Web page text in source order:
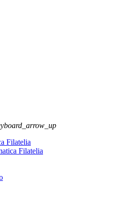
Filatelia
Filatelia